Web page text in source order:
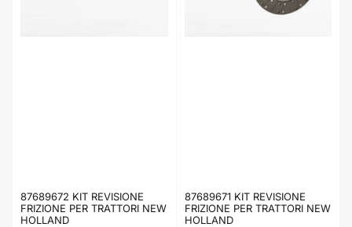
87689672 KIT REVISIONE
FRIZIONE PER TRATTORI NEW
HOLLAND
87689671 KIT REVISIONE
FRIZIONE PER TRATTORI NEW
HOLLAND